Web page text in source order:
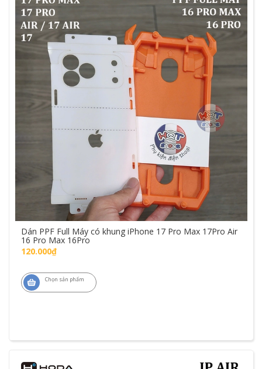
Dán PPF Full Máy có khung iPhone 17 Pro Max 17Pro Air
16 Pro Max 16Pro
120.000₫
Chọn sản phẩm